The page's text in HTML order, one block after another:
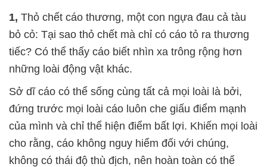
1, Thỏ chết cáo thương, một con ngựa đau cả tàu
bỏ cỏ: Tại sao thỏ chết mà chỉ có cáo tỏ ra thương
tiếc? Có thể thấy cáo biết nhìn xa trông rộng hơn
những loài động vật khác.
Sở dĩ cáo có thể sống cùng tất cả mọi loài là bởi,
đứng trước mọi loài cáo luôn che giấu điểm mạnh
của mình và chỉ thể hiện điểm bất lợi. Khiến mọi loài
cho rằng, cáo không nguy hiểm đối với chúng,
không có thái độ thù địch, nên hoàn toàn có thể